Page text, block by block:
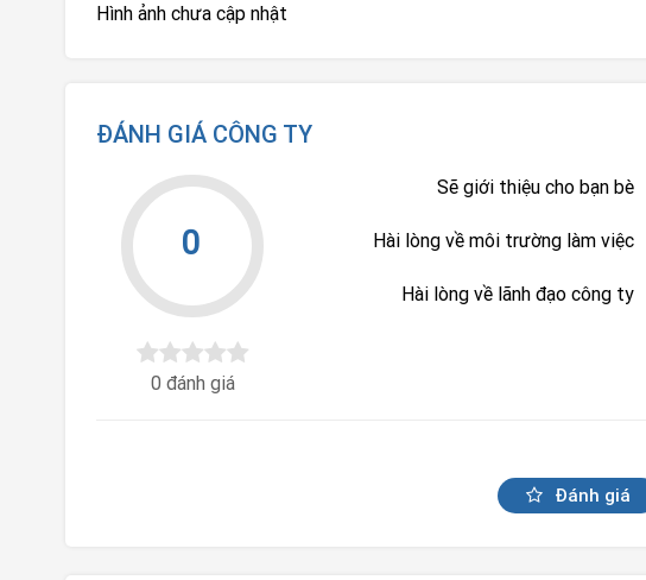
Hình ảnh chưa cập nhật
ĐÁNH GIÁ CÔNG TY
0
0 đánh giá
Sẽ giới thiệu cho bạn bè
Hài lòng về môi trường làm việc
Hài lòng về lãnh đạo công ty
Đánh giá